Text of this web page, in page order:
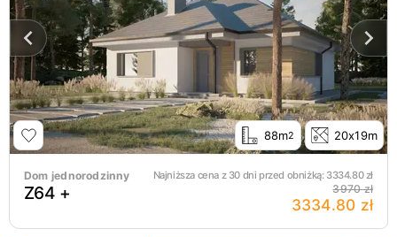
88m2 20x19m
Dom jednorodzinny Najniższa cena z 30 dni przed obniżką: 3334.80zł
Z64 + 3970 zł
3334.80 zł